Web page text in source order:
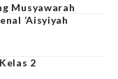
Musyawarah
‘Aisyiyah
2